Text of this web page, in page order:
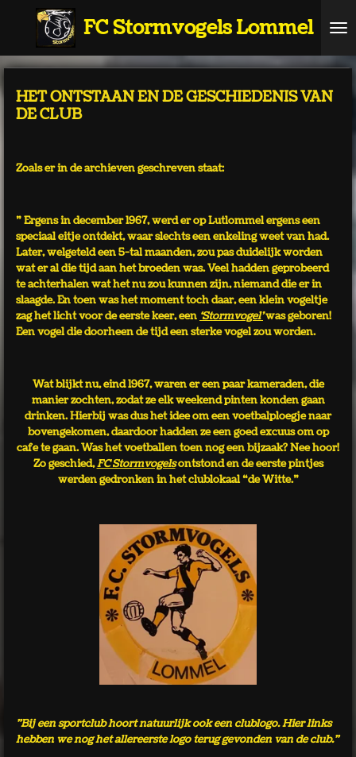
de
FC Stormvogels Lommel
HET ONTSTAAN EN DE GESCHIEDENIS VAN
DE CLUB
Zoals er in de archieven geschreven staat:
” Ergens in december 1967, werd er op Lutlommel ergens een
speciaal eitje ontdekt, waar slechts een enkeling weet van had.
Later, welgeteld een 5-tal maanden, zou pas duidelijk worden
wat er al die tijd aan het broeden was. Veel hadden geprobeerd
te achterhalen wat het nu zou kunnen zijn, niemand die er in
slaagde. En toen was het moment toch daar, een klein vogeltje
zag het licht voor de eerste keer, een ‘Stormvogel’was geboren!
Een vogel die doorheen de tijd een sterke vogel zou worden.
Wat blijkt nu, eind 1967, waren er een paar kameraden, die
manier zochten, zodat ze elk weekend pinten konden gaan
drinken. Hierbij was dus het idee om een voetbalploegje naar
bovengekomen, daardoor hadden ze een goed excuus om op
cafe te gaan. Was het voetballen toen nog een bijzaak? Nee hoor!
Zo geschied,FC Stormvogelsontstond en de eerste pintjes
werden gedronken in het clublokaal “de Witte.”
"Bij een sportclub hoort natuurlijk ook een clublogo. Hier links
hebben we nog het allereerste logo terug gevonden van de club."